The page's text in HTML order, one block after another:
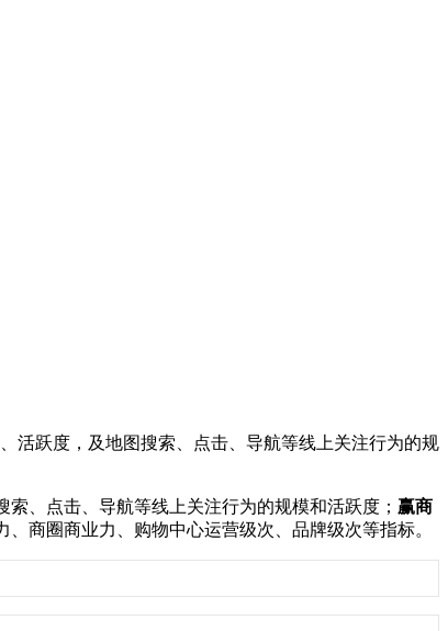
活跃度，及地图搜索、点击、导航等线上关注行为的规
索、点击、导航等线上关注行为的规模和活跃度； 赢商
、商圈商业力、购物中心运营级次、品牌级次等指标。